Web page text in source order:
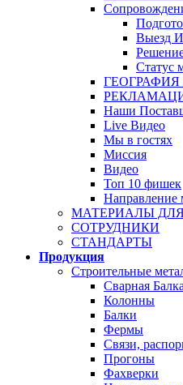
Выезд
Статус
ГЕОГРАФИЯ
Наши
Live Видео
Мы в гостях
Миссия
Видео
Топ 10 фишек
Направление
МАТЕРИАЛЫ
СОТРУДНИКИ
СТАНДАРТЫ
Продукция
Строительные
Сварная
Колонны
Балки
Фермы
Связи,
Прогоны
Фахверки